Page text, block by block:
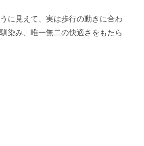
に見えて、実は歩行の動きに合わ
染み、唯一無二の快適さをもたら